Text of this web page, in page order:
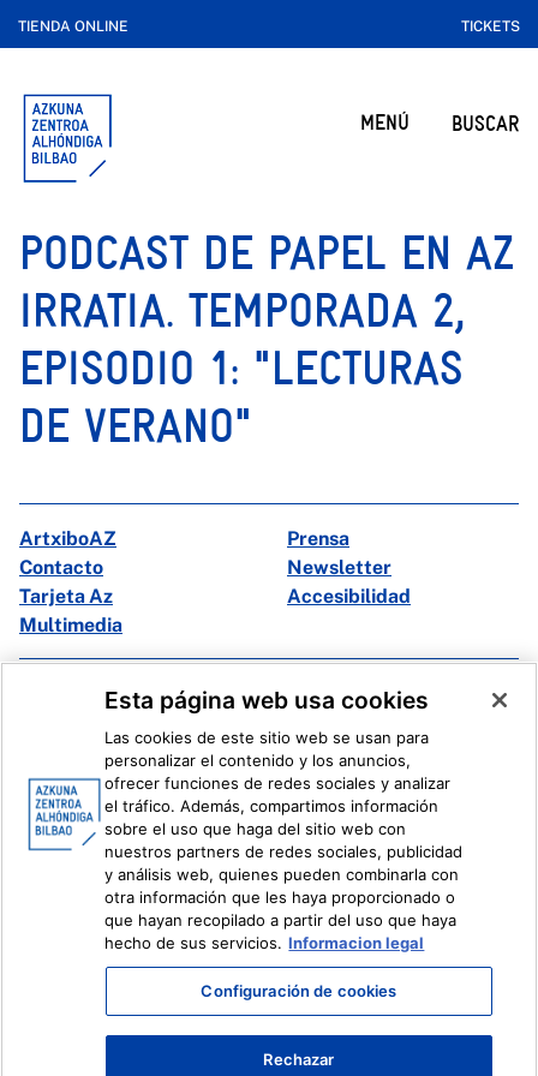
TIENDA ONLINE TICKETS
MENÚ BUSCAR
PODCAST DE PAPEL EN AZ
IRRATIA. TEMPORADA 2,
EPISODIO 1: "LECTURAS
DE VERANO"
ArtxiboAZ
Prensa
Contacto
Newsletter
Tarjeta Az
Accesibilidad
Multimedia
Facebook
X
Ivoox
Información legal Sistema Interno de Información
Esta página web usa cookies
Las cookies de este sitio web se usan para
personalizar el contenido y los anuncios,
ofrecer funciones de redes sociales y analizar
el tráfico. Además, compartimos información
sobre el uso que haga del sitio web con
nuestros partners de redes sociales, publicidad
y análisis web, quienes pueden combinarla con
otra información que les haya proporcionado o
que hayan recopilado a partir del uso que haya
hecho de sus servicios. Informacion legal
Configuración de cookies
Rechazar